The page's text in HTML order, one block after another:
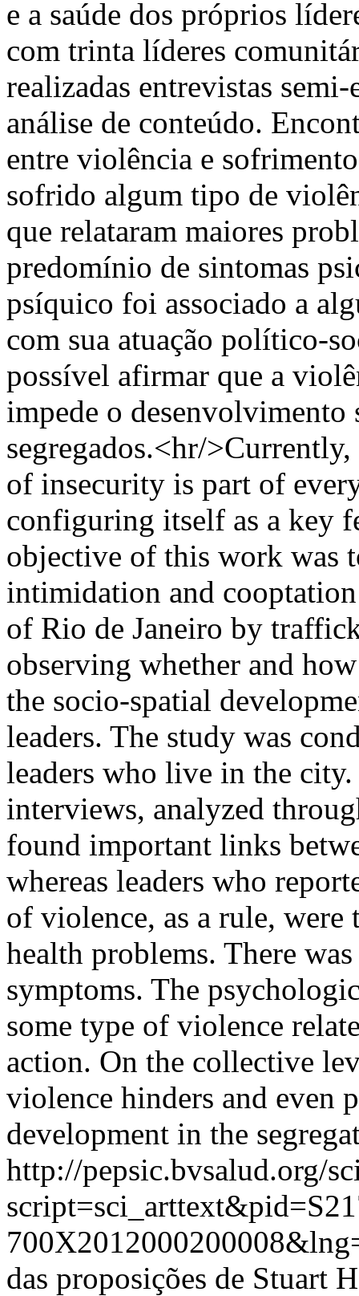
e a saúde dos próprios
com trinta líderes
realizadas entrevistas
análise de conteúdo.
entre violência e
sofrido algum tipo de
que relataram maiores
predomínio de sintomas
psíquico foi associado a
com sua atuação político-
possível afirmar que a
impede o
segregados.<hr/
of insecurity is part of
configuring itself as a key
objective of this work was
intimidation and
of Rio de Janeiro by
observing whether and
the socio-spatial
leaders. The study was
leaders who live in the
interviews, analyzed
found important links
whereas leaders who
of violence, as a rule, were
health problems. There
symptoms. The
some type of violence
action. On the collective
violence hinders and even
development in the
http://pepsic.bvsalud.org/
das proposições de Stuart